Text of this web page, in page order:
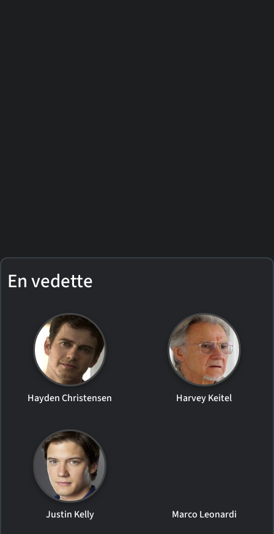
En vedette
Hayden Christensen Harvey Keitel
Justin Kelly Marco Leonardi